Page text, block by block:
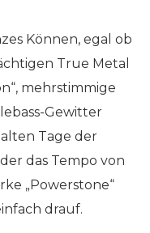
Können, egal ob
True Metal
mehrstimmige
Gewitter
alten Tage der
das Tempo von
„Powerstone“
drauf.